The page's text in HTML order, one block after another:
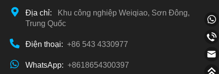
Địa chỉ:
Khu công nghiệp Weiqiao, Sơn Đông,
Trung Quốc
Điện thoại: +86 543 4330977
WhatsApp: +8618654300397